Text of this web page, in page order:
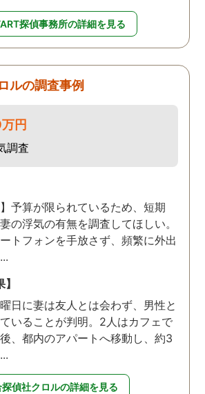
探偵事務所の詳細を見る
ルの調査事例
円
調査
】予算が限られているため、短期
の浮気の有無を調査してほしい。
トフォンを手放さず、頻繁に外出
日に妻は友人とは会わず、男性と
いることが判明。2人はカフェで
、都内のアパートへ移動し、約3
偵社クロルの詳細を見る